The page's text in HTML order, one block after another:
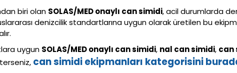
biri olan SOLAS/MED onaylı can simidi, acil durumlarda
denizcilik standartlarına uygun olarak üretilen bu
uygun SOLAS/MED onaylı can simidi, nal can simidi, can
can simidi ekipmanları kategorisini